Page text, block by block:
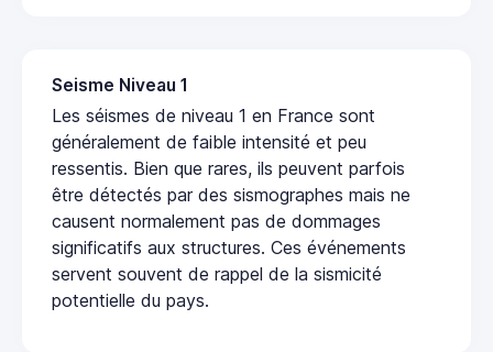
Seisme Niveau 1
Les séismes de niveau 1 en France sont
généralement de faible intensité et peu
ressentis. Bien que rares, ils peuvent parfois
être détectés par des sismographes mais ne
causent normalement pas de dommages
significatifs aux structures. Ces événements
servent souvent de rappel de la sismicité
potentielle du pays.